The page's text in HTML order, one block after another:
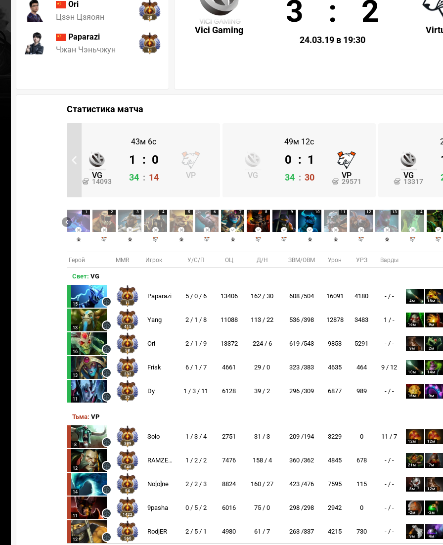
Ori
Цзэн Цзяоян
58
Paparazi
Чжан Чэньчжун
11
Vici Gaming
3 : 2
24.03.19 в 19:30
Статистика матча
43м 6с
VG
14093
VP
1 : 0
34 : 14
49м 12с
VG VP
29571
0 : 1
34 : 30 VG
13317
1 2 3 4 5 6 7 8 9 10 11 12 13 14
Герой MMR Игрок У/С/П ОЦ Д/Н ЗВМ/ОВМ Урон УРЗ Варды
Свет: VG
15 11
Paparazi 5 / 0 / 6 13406 162 / 30 608 /504 16091 4180 - / -
4м 18м
13 415
Yang 2 / 1 / 8 11088 113 / 22 536 /398 12878 3483 1 / -
16м 9м
16 58
Ori 2 / 1 / 9 13372 224 / 6 619 /543 9853 5291 - / -
9м 2м
13 232
Frisk 6 / 1 / 7 4661 29 / 0 323 /383 4635 464 9 / 12
10м 14м
11 27
Dy 1 / 3 / 11 6128 39 / 2 296 /309 6877 989 - / -
16м 9м
Тьма: VP
8 389
Solo 1 / 3 / 4 2751 31 / 3 209 /194 3229 0 11 / 7
12м 12м
12 548
RAMZES666 1 / 2 / 2 7476 158 / 4 360 /362 4845 678 - / -
21м 7м
14 54
No[o]ne 2 / 2 / 3 8824 160 / 27 423 /476 7595 115 - / -
8м 12м
11 1422
9pasha 0 / 5 / 2 6016 75 / 0 298 /298 2942 0 - / -
-2м -2м
12 560
RodjER 2 / 5 / 1 4980 61 / 7 263 /337 4215 730 - / -
9м 4м